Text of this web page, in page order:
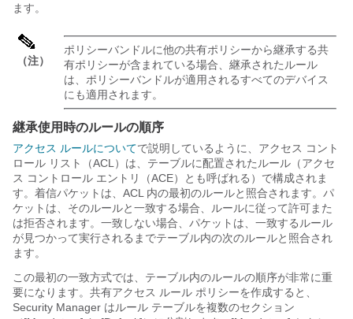
ます。
（注）
ポリシーバンドルに他の共有ポリシーから継承する共
有ポリシーが含まれている場合、継承されたルール
は、ポリシーバンドルが適用されるすべてのデバイス
にも適用されます。
継承使用時のルールの順序
アクセス ルールについてで説明しているように、アクセス コント
ロール リスト（ACL）は、テーブルに配置されたルール（アクセ
ス コントロール エントリ（ACE）とも呼ばれる）で構成されま
す。着信パケットは、ACL 内の最初のルールと照合されます。パ
ケットは、そのルールと一致する場合、ルールに従って許可また
は拒否されます。一致しない場合、パケットは、一致するルール
が見つかって実行されるまでテーブル内の次のルールと照合され
ます。
この最初の一致方式では、テーブル内のルールの順序が非常に重
要になります。共有アクセス ルール ポリシーを作成すると、
Security Manager はルール テーブルを複数のセクション